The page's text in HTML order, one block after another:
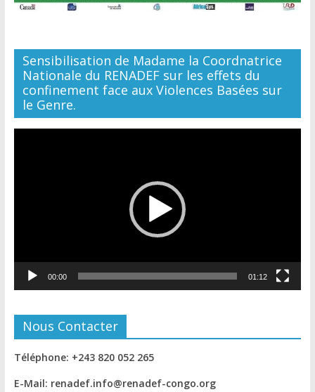
Sensibilisation de Madame la Coordnatrice
Nationale du RENADEF sur les effets du
confinement face aux Violences Basées sur
le Genre.
00:00 01:12
Nous Contacter
Téléphone: +243 820 052 265
E-Mail: renadef.info@renadef-congo.org